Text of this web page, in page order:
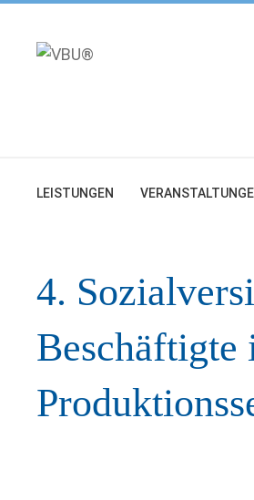
springen
LEISTUNGEN
4.
Beschäftigte